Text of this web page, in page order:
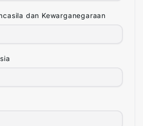
dan Kewarganegaraan